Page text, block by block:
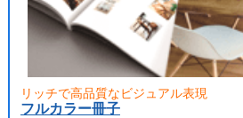
リッチで高品質なビジュアル表現
フルカラー冊子